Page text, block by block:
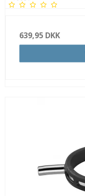
639,95 DKK